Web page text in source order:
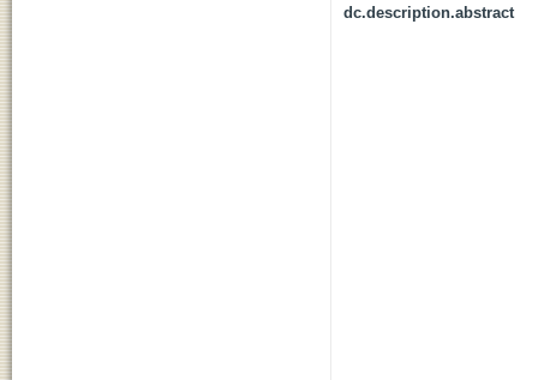
dc.description.abstract